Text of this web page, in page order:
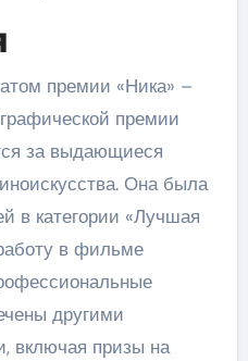
премии «Ника» –
премии
за выдающиеся
Она была
в категории «Лучшая
в фильме
другими
включая призы на